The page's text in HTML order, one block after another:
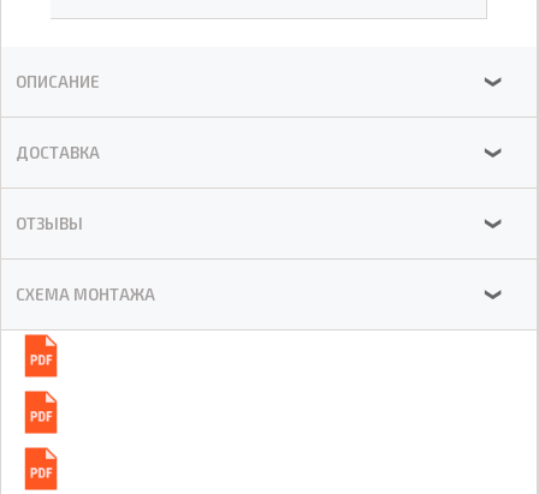
ОПИСАНИЕ ❯
ДОСТАВКА ❯
ОТЗЫВЫ ❯
СХЕМА МОНТАЖА ❯